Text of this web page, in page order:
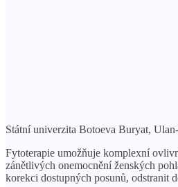
Státní univerzita Botoeva Buryat,
Fytoterapie umožňuje komplexní
zánětlivých onemocnění ženských
korekci dostupných posunů, odstranit